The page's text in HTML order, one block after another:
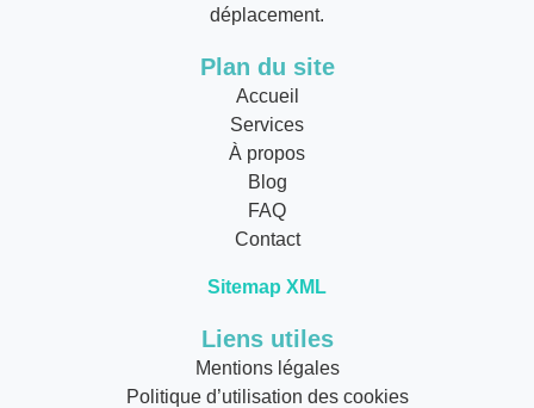
déplacement.
Plan du site
Accueil
Services
À propos
Blog
FAQ
Contact
Sitemap XML
Liens utiles
Mentions légales
Politique d’utilisation des cookies